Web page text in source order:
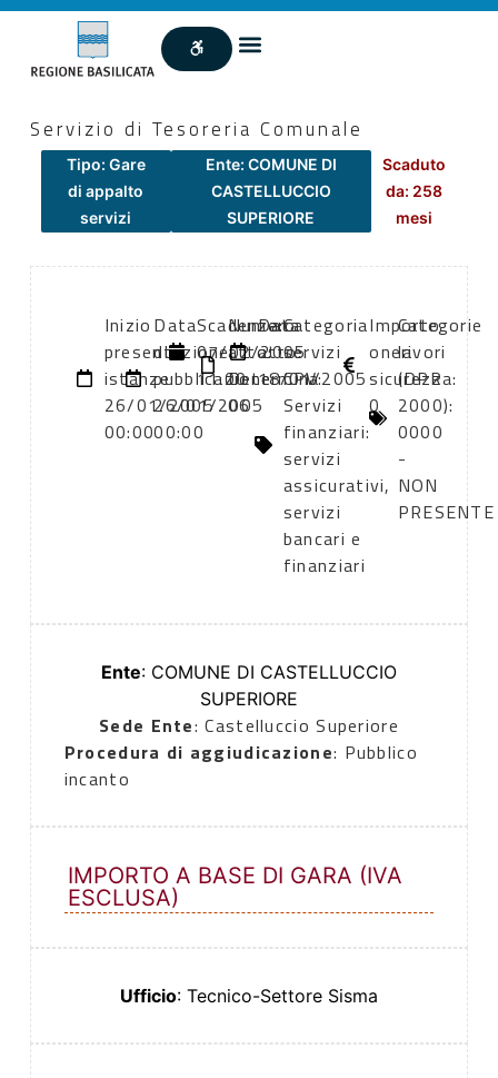
Servizio di Tesoreria Comunale
Tipo: Gare
di appalto
servizi
Ente: COMUNE DI
CASTELLUCCIO
SUPERIORE
Scaduto
da: 258
mesi
Inizio
presentazione
istanze:
26/01/2005
00:00
Data
di
pubblicazione:
26/01/2005
00:00
Scadenza:
07/02/2005
11:00
Numero
atto:
Determina
06
Data
atto:
18/01/2005
Categoria
servizi
CPV:
Servizi
finanziari:
servizi
assicurativi,
servizi
bancari e
finanziari
Importo
oneri
sicurezza:
0
Categorie
lavori
(DPR
2000):
0000
-
NON
PRESENTE
Ente: COMUNE DI CASTELLUCCIO
SUPERIORE
Sede Ente: Castelluccio Superiore
Procedura di aggiudicazione: Pubblico
incanto
IMPORTO A BASE DI GARA (IVA
ESCLUSA)
Ufficio: Tecnico-Settore Sisma